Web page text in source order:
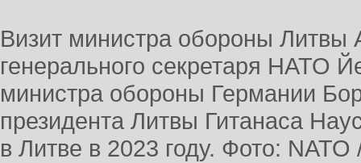
Визит министра обороны Литвы
генерального секретаря НАТО
министра обороны Германии
президента Литвы Гитанаса
в Литве в 2023 году. Фото: